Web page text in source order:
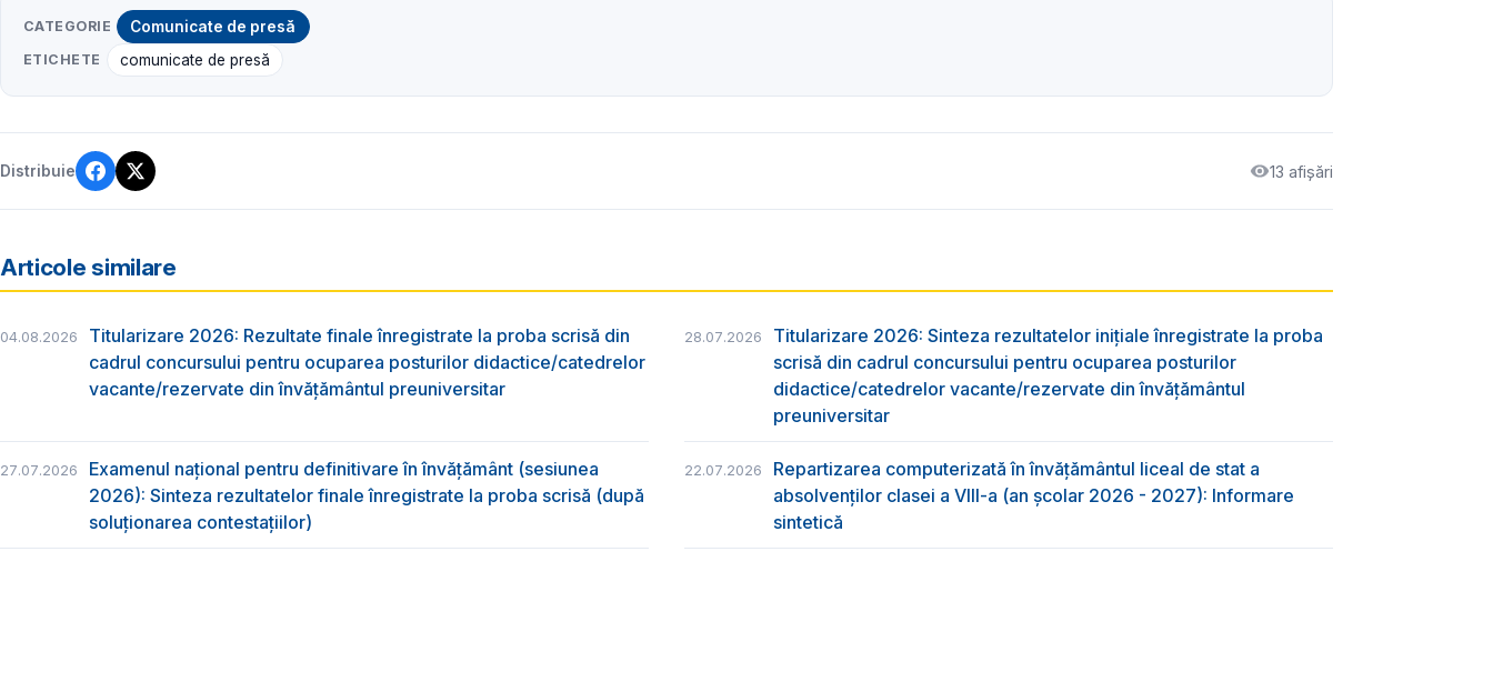
CATEGORIE Comunicate de presă
ETICHETE comunicate de presă
Distribuie 13 afișări
Articole similare
04.08.2026
Titularizare 2026: Rezultate finale înregistrate la proba scrisă din
cadrul concursului pentru ocuparea posturilor didactice/catedrelor
vacante/rezervate din învăţământul preuniversitar
28.07.2026
Titularizare 2026: Sinteza rezultatelor inițiale înregistrate la proba
scrisă din cadrul concursului pentru ocuparea posturilor
didactice/catedrelor vacante/rezervate din învăţământul
preuniversitar
27.07.2026
Examenul național pentru definitivare în învățământ (sesiunea
2026): Sinteza rezultatelor finale înregistrate la proba scrisă (după
soluționarea contestațiilor)
22.07.2026
Repartizarea computerizată în învăţământul liceal de stat a
absolvenţilor clasei a VIII-a (an școlar 2026 - 2027): Informare
sintetică